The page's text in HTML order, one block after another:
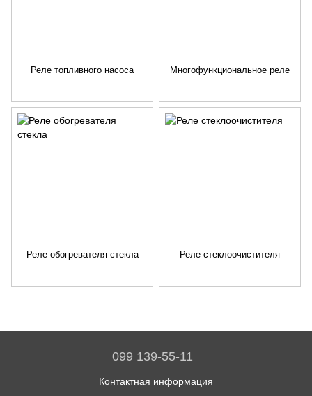
Реле топливного насоса Многофункциональное реле
Реле обогревателя стекла Реле стеклоочистителя
099 139-55-11
Контактная информация